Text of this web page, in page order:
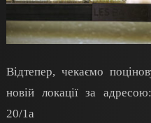
Відтепер, чекаємо
новій локації за
20/1а